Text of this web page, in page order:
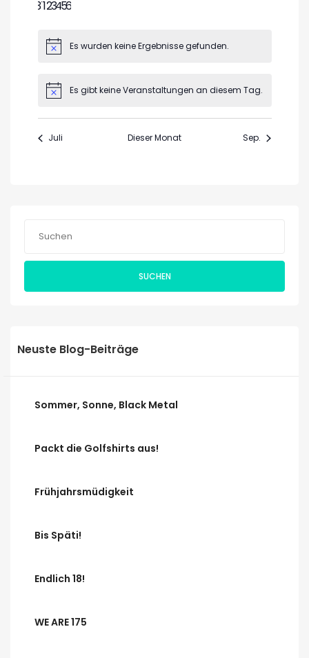
0
310
10
20
30
40
50
6
HinweisEs wurden keine Ergebnisse gefunden.
HinweisEs gibt keine Veranstaltungen an diesem Tag.
Juli Dieser Monat Sep.
SUCHEN
Neuste Blog-Beiträge
Sommer, Sonne, Black Metal
Packt die Golfshirts aus!
Frühjahrsmüdigkeit
Bis Späti!
Endlich 18!
WE ARE 175